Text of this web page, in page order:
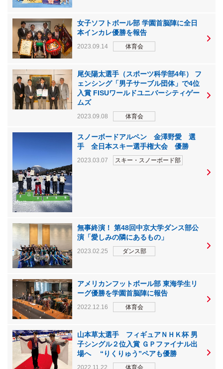
女子ソフトボール部 学園首脳陣に全日
本インカレ優勝を報告
2023.09.14 体育会
尾⽮陽太選手（スポーツ科学部4年） フ
ェンシング「男子サーブル団体」で4位
入賞 FISUワールドユニバーシティゲー
ムズ
2023.09.08 体育会
スノーボードアルペン 金澤野愛 選
手 全日本スキー選手権大会 優勝
2023.03.07 スキー・スノーボード部
無事終演！ 第48回中京大学ダンス部公
演「愛しみの隣にあるもの」
2023.02.25 ダンス部
アメリカンフットボール部 東海学生リ
ーグ優勝を学園首脳陣に報告
2022.12.16 体育会
山本草太選手 フィギュアＮＨＫ杯 男
子シングル２位入賞 ＧＰファイナル出
場へ “りくりゅう”ペアも優勝
2022.11.22 体育会